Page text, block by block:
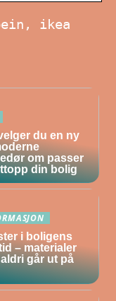
ikea
du en ny
om passer
din bolig
i boligens
– materialer
går ut på